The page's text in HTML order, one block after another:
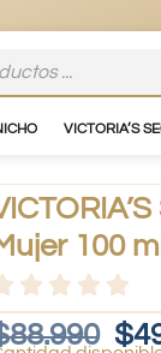
VICTORIA’S
100 ml
88.990 $